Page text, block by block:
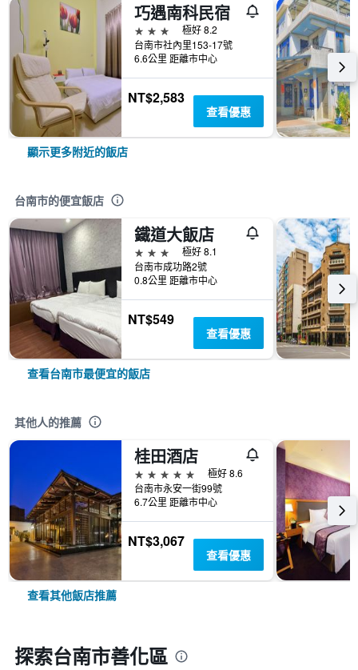
巧遇南科民宿
3星級
極好 8.2
台南市社內里153-17號
6.6公里 距離市中心
NT$2,583
查看優惠
顯示更多附近的飯店
台南市的便宜飯店
鐵道大飯店
3星級
極好 8.1
台南市成功路2號
0.8公里 距離市中心
NT$549
查看優惠
查看台南市最便宜的飯店
其他人的推薦
桂田酒店
5星級
極好 8.6
台南市永安一街99號
6.7公里 距離市中心
NT$3,067
查看優惠
查看其他飯店推薦
探索台南市善化區